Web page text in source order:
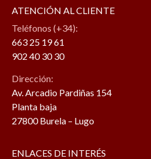
ATENCIÓN AL CLIENTE
Teléfonos (+34):
663 25 19 61
902 40 30 30
Dirección:
Av. Arcadio Pardiñas 154
Planta baja
27800 Burela – Lugo
ENLACES DE INTERÉS